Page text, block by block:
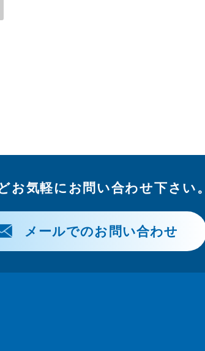
気軽にお問い合わせ下さい。
メールでのお問い合わせ